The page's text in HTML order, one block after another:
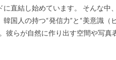
に直結し始めています。 そんな中
韓国人の持つ“発信力”と“美意識（
彼らが自然に作り出す空間や写真